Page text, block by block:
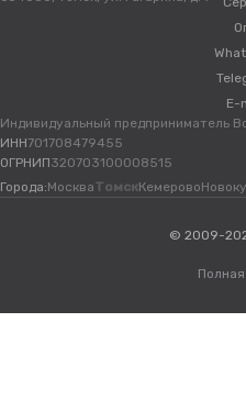
E-
Индивидуальный предприниматель
ИНН701708479455
ОГРНИП320703100008515
Города:МоскваТомскКемерово
© 2009-